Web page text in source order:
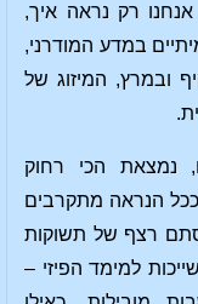
רק נראה איך,
במדע המודרני,
ובמרץ, המיזוג של
נמצאת הכי רחוק
הנראה מתקרבים
סתם רצף של תשוקות
למימד הפיזי –